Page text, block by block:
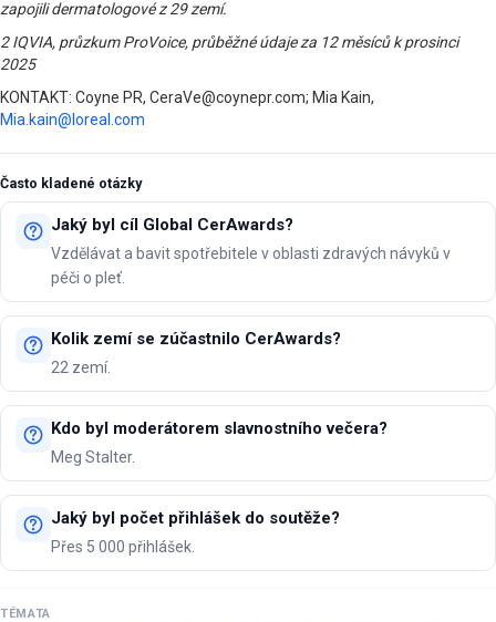
zapojili dermatologové z 29 zemí.
2 IQVIA, průzkum ProVoice, průběžné údaje za 12 měsíců k prosinci
2025
KONTAKT: Coyne PR, CeraVe@coynepr.com; Mia Kain,
Mia.kain@loreal.com
Často kladené otázky
Jaký byl cíl Global CerAwards?
Vzdělávat a bavit spotřebitele v oblasti zdravých návyků v
péči o pleť.
Kolik zemí se zúčastnilo CerAwards?
22 zemí.
Kdo byl moderátorem slavnostního večera?
Meg Stalter.
Jaký byl počet přihlášek do soutěže?
Přes 5 000 přihlášek.
TÉMATA